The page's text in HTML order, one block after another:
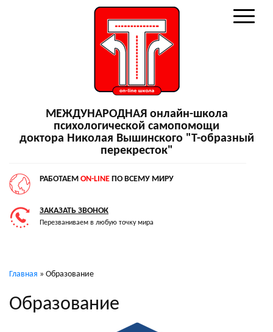
МЕЖДУНАРОДНАЯ онлайн-школа
психологической самопомощи
доктора Николая Вышинского "Т-образный
перекресток"
РАБОТАЕМ ON-LINE ПО ВСЕМУ МИРУ
ЗАКАЗАТЬ ЗВОНОК
Перезваниваем в любую точку мира
Главная » Образование
Образование